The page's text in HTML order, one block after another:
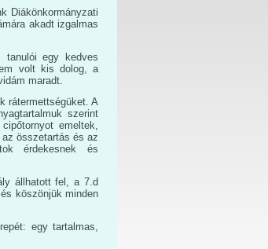
Diákönkormányzati
akadt izgalmas
tanulói egy kedves
volt kis dolog, a
maradt.
rátermettségüket. A
szerint
emeltek,
összetartás és az
érdekesnek és
állhatott fel, a 7.d
köszönjük minden
egy tartalmas,